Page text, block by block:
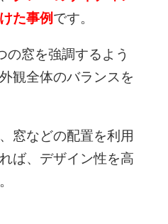
た事例です。
窓を強調するよう
観全体のバランスを
窓などの配置を利用
ば、デザイン性を高